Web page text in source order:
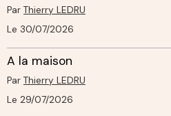
Par Thierry LEDRU
Le 30/07/2026
A la maison
Par Thierry LEDRU
Le 29/07/2026